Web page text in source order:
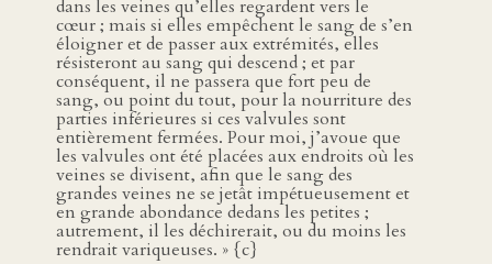
dans les veines qu’elles regardent vers le
cœur ; mais si elles empêchent le sang de s’en
éloigner et de passer aux extrémités, elles
résisteront au sang qui descend ; et par
conséquent, il ne passera que fort peu de
sang, ou point du tout, pour la nourriture des
parties inférieures si ces valvules sont
entièrement fermées. Pour moi, j’avoue que
les valvules ont été placées aux endroits où les
veines se divisent, afin que le sang des
grandes veines ne se jetât impétueusement et
en grande abondance dedans les petites ;
autrement, il les déchirerait, ou du moins les
rendrait variqueuses. » {c}